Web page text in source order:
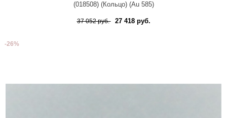
(018508) (Кольцо) (Au 585)
37 052 руб. 27 418 руб.
-26%